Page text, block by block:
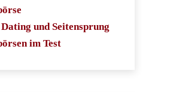
und Seitensprung
im Test